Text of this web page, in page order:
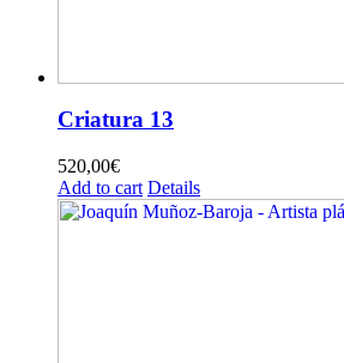
Criatura 13
520,00€
Add to cart Details